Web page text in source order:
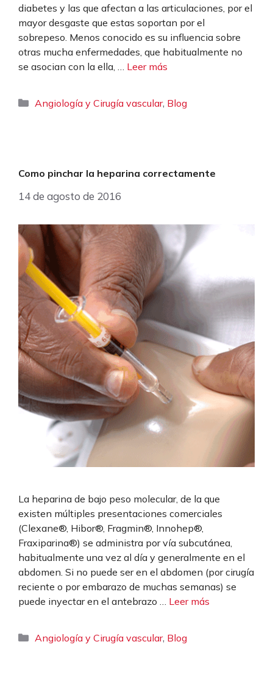
diabetes y las que afectan a las articulaciones, por el
mayor desgaste que estas soportan por el
sobrepeso. Menos conocido es su influencia sobre
otras mucha enfermedades, que habitualmente no
se asocian con la ella, … Leer más
Categorías
Angiología y Cirugía vascular, Blog
Como pinchar la heparina correctamente
14 de agosto de 2016
La heparina de bajo peso molecular, de la que
existen múltiples presentaciones comerciales
(Clexane®, Hibor®, Fragmin®, Innohep®,
Fraxiparina®) se administra por vía subcutánea,
habitualmente una vez al día y generalmente en el
abdomen. Si no puede ser en el abdomen (por cirugía
reciente o por embarazo de muchas semanas) se
puede inyectar en el antebrazo … Leer más
Categorías
Angiología y Cirugía vascular, Blog